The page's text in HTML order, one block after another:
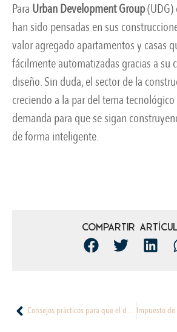
Para Urban Development Group(UDG)
han sido pensadas en sus
valor agregado apartamentos y casas
fácilmente automatizadas gracias a su
diseño. Sin duda, el sector de la
creciendo a la par del tema
demanda para que se sigan
de forma inteligente.
Compartir
Consejos prácticos para que el día de tu mudanza sea todo un éxito